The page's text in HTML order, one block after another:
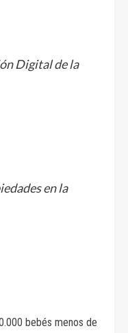
Digital de la
en la
bebés menos de